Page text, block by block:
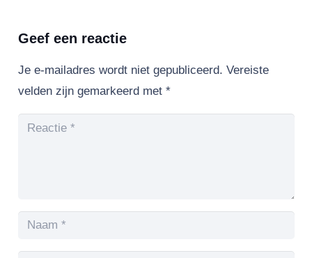
Geef een reactie
Je e-mailadres wordt niet gepubliceerd. Vereiste
velden zijn gemarkeerd met *